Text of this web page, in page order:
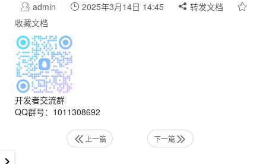
admin 2025年3月14日 14:45
转发文档
收藏文档
开发者交流群
QQ群号：1011308692
上一篇 下一篇